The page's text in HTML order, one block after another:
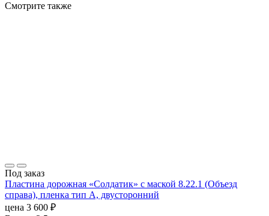
Смотрите также
Под заказ
Пластина дорожная «Солдатик» с маской 8.22.1 (Объезд
справа), пленка тип А, двусторонний
цена 3 600 ₽